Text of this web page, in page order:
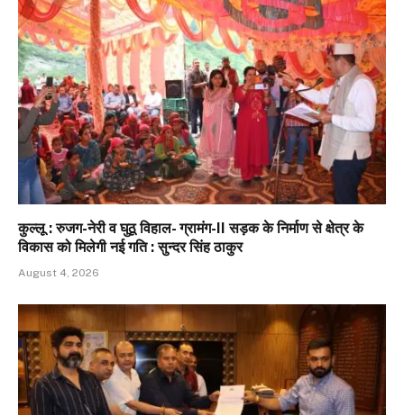
कुल्लू : रुजग-नेरी व घुठू विहाल- ग्रामंग-II सड़क के निर्माण से क्षेत्र के
विकास को मिलेगी नई गति : सुन्दर सिंह ठाकुर
August 4, 2026